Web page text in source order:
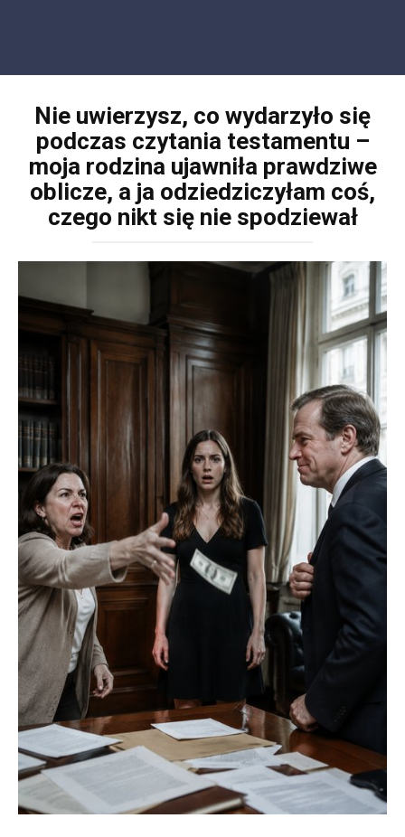
Nie uwierzysz, co wydarzyło się
podczas czytania testamentu –
moja rodzina ujawniła prawdziwe
oblicze, a ja odziedziczyłam coś,
czego nikt się nie spodziewał